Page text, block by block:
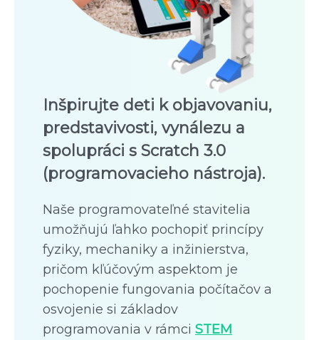
Inšpirujte deti k objavovaniu,
predstavivosti, vynálezu a
spolupráci s Scratch 3.0
(programovacieho nástroja).
Naše programovateľné stavitelia
umožňujú ľahko pochopiť princípy
fyziky, mechaniky a inžinierstva,
pričom kľúčovým aspektom je
pochopenie fungovania počítačov a
osvojenie si základov
programovania v rámci STEM